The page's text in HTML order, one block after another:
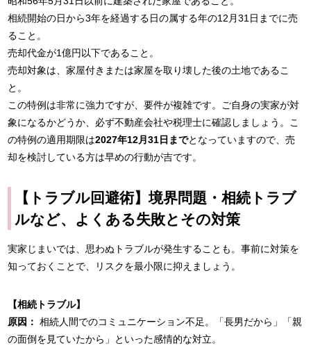
相続開始の日から3年を経過する日の属する年の12月31日までに売
ること。
売却代金が1億円以下であること。
売却対象は、家屋付きまたは家屋を取り壊した後の土地であるこ
と。
この特例は非常に強力ですが、要件が複雑です。ご自身の実家が対
象になるかどうか、必ず不動産会社や税理士に確認しましょう。こ
の特例の適用期限は2027年12月31日までとなっていますので、売
却を検討している方は早めの行動が吉です。
【トラブル回避術】境界問題・相続トラブ
ルなど、よくある失敗とその対策
実家じまいでは、思わぬトラブルが発生することも。事前に対策を
知っておくことで、リスクを最小限に抑えましょう。
【相続トラブル】
原因： 相続人間でのコミュニケーション不足。「長男だから」「親
の面倒を見ていたから」といった感情的な対立。